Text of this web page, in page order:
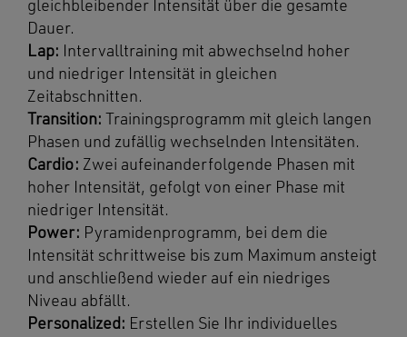
gleichbleibender Intensität über die gesamte
Dauer.
Lap: Intervalltraining mit abwechselnd hoher
und niedriger Intensität in gleichen
Zeitabschnitten.
Transition: Trainingsprogramm mit gleich langen
Phasen und zufällig wechselnden Intensitäten.
Cardio: Zwei aufeinanderfolgende Phasen mit
hoher Intensität, gefolgt von einer Phase mit
niedriger Intensität.
Power: Pyramidenprogramm, bei dem die
Intensität schrittweise bis zum Maximum ansteigt
und anschließend wieder auf ein niedriges
Niveau abfällt.
Personalized: Erstellen Sie Ihr individuelles